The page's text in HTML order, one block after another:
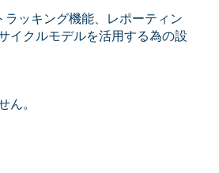
ッキング機能、レポーティン
イクルモデルを活用する為の設
。